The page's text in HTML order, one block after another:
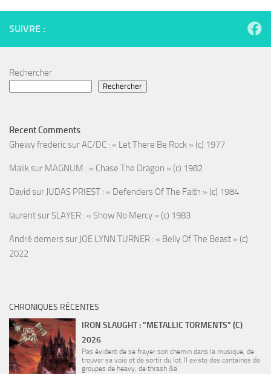
SUIVRE :
Rechercher
Rechercher
Recent Comments
Ghewy fredericsurAC/DC : « Let There Be Rock » (c) 1977
Maliksur MAGNUM : « Chase The Dragon » (c) 1982
David sur JUDAS PRIEST : « Defenders Of The Faith » (c) 1984
laurentsur SLAYER : « Show No Mercy » (c) 1983
André demerssur JOE LYNN TURNER : « Belly Of The Beast » (c)
2022
CHRONIQUES RÉCENTES
IRON SLAUGHT : "METALLIC TORMENTS" (C)
2026
Pas évident de se frayer son chemin dans la musique, de
trouver sa voie et de sortir du lot. Il existe des centaines de
groupes de heavy, de thrash &a